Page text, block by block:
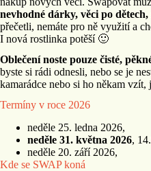
nevhodné dárky, věci po
přečetli, nemáte pro ně využití a
I nová rostlinka potěší 🙂
Oblečení noste pouze čisté,
byste si rádi odnesli, nebo se je
kamarádce nebo si ho někam vzít,
Termíny v roce 2026
neděle 25. ledna 2026,
neděle 31. května 2026,
neděle 20. září 2026,
Kde se SWAP koná